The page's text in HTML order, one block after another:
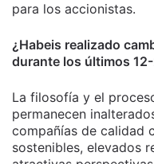
para los accionistas.
¿Habeis realizado
durante los últimos
La filosofía y el
permanecen
compañías de calidad
sostenibles, elevados